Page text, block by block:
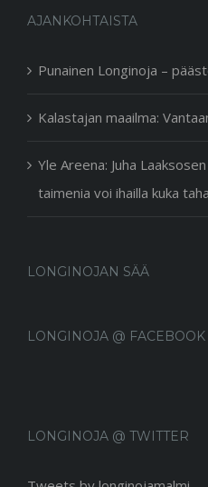
AJANKOHTAISTA
Punainen Longinoja –
Kalastajan maailma:
Yle Areena: Juha
taimenia voi ihailla kuka
LONGINOJAN SÄÄ
LONGINOJA @ FACEBOOK
LONGINOJA @ TWITTER